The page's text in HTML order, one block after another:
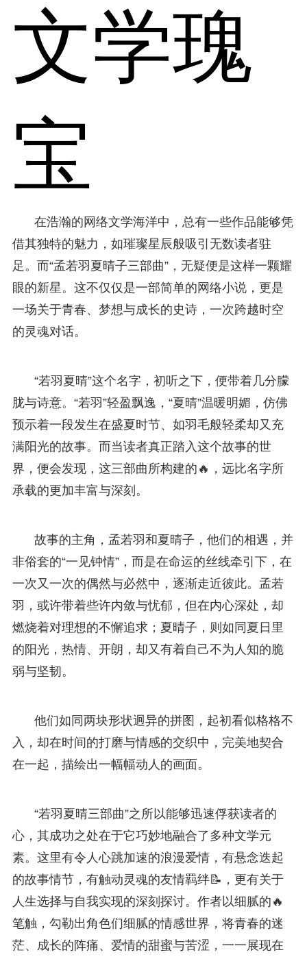
文学瑰
宝
在浩瀚的网络文学海洋中，总有一些作品能够凭
借其独特的魅力，如璀璨星辰般吸引无数读者驻
足。而“孟若羽夏晴子三部曲”，无疑便是这样一颗耀
眼的新星。这不仅仅是一部简单的网络小说，更是
一场关于青春、梦想与成长的史诗，一次跨越时空
的灵魂对话。
“若羽夏晴”这个名字，初听之下，便带着几分朦
胧与诗意。“若羽”轻盈飘逸，“夏晴”温暖明媚，仿佛
预示着一段发生在盛夏时节、如羽毛般轻柔却又充
满阳光的故事。而当读者真正踏入这个故事的世
界，便会发现，这三部曲所构建的🔥，远比名字所
承载的更加丰富与深刻。
故事的主角，孟若羽和夏晴子，他们的相遇，并
非俗套的“一见钟情”，而是在命运的丝线牵引下，在
一次又一次的偶然与必然中，逐渐走近彼此。孟若
羽，或许带着些许内敛与忧郁，但在内心深处，却
燃烧着对理想的不懈追求；夏晴子，则如同夏日里
的阳光，热情、开朗，却又有着自己不为人知的脆
弱与坚韧。
他们如同两块形状迥异的拼图，起初看似格格不
入，却在时间的打磨与情感的交织中，完美地契合
在一起，描绘出一幅幅动人的画面。
“若羽夏晴三部曲”之所以能够迅速俘获读者的
心，其成功之处在于它巧妙地融合了多种文学元
素。这里有令人心跳加速的浪漫爱情，有悬念迭起
的故事情节，有触动灵魂的友情羁绊📝，更有关于
人生选择与自我实现的深刻探讨。作者以细腻的🔥
笔触，勾勒出角色们细腻的情感世界，将青春的迷
茫、成长的阵痛、爱情的甜蜜与苦涩，一一展现在